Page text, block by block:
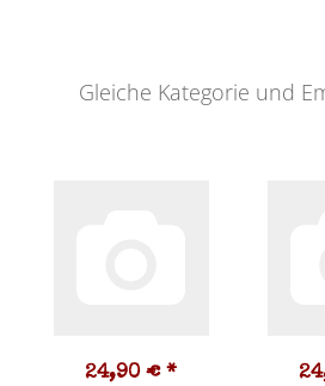
Gleiche Kategorie und
24,90 € *